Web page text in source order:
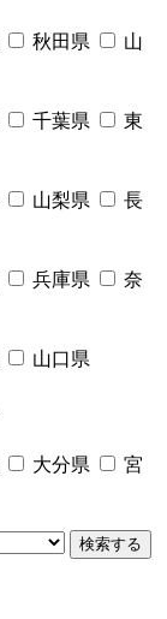
秋田県
山
千葉県
東
山梨県
長
兵庫県
奈
山口県
大分県
宮
検索する